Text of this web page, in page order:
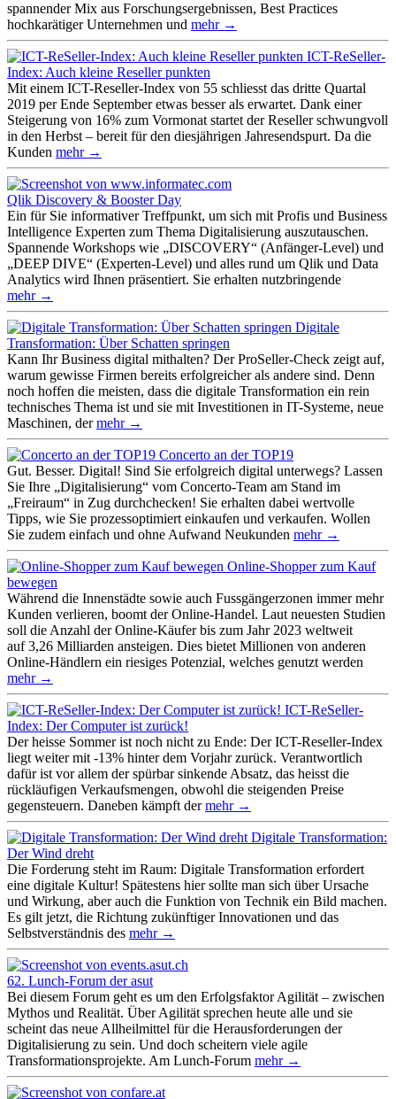
spannender Mix aus Forschungsergebnissen, Best Practices
hochkarätiger Unternehmen und mehr →
ICT-ReSeller-
Index: Auch kleine Reseller punkten
Mit einem ICT-Reseller-Index von 55 schliesst das dritte Quartal
2019 per Ende September etwas besser als erwartet. Dank einer
Steigerung von 16% zum Vormonat startet der Reseller schwungvoll
in den Herbst – bereit für den diesjährigen Jahresendspurt. Da die
Kunden mehr →
Qlik Discovery & Booster Day
Ein für Sie informativer Treffpunkt, um sich mit Profis und Business
Intelligence Experten zum Thema Digitalisierung auszutauschen.
Spannende Workshops wie „DISCOVERY“ (Anfänger-Level) und
„DEEP DIVE“ (Experten-Level) und alles rund um Qlik und Data
Analytics wird Ihnen präsentiert. Sie erhalten nutzbringende
mehr →
Digitale
Transformation: Über Schatten springen
Kann Ihr Business digital mithalten? Der ProSeller-Check zeigt auf,
warum gewisse Firmen bereits erfolgreicher als andere sind. Denn
noch hoffen die meisten, dass die digitale Transformation ein rein
technisches Thema ist und sie mit Investitionen in IT-Systeme, neue
Maschinen, dermehr →
Concerto an der TOP19
Gut. Besser. Digital! Sind Sie erfolgreich digital unterwegs? Lassen
Sie Ihre „Digitalisierung“ vom Concerto-Team am Stand im
„Freiraum“ in Zug durchchecken! Sie erhalten dabei wertvolle
Tipps, wie Sie prozessoptimiert einkaufen und verkaufen. Wollen
Sie zudem einfach und ohne Aufwand Neukunden mehr →
Online-Shopper zum Kauf
bewegen
Während die Innenstädte sowie auch Fussgängerzonen immer mehr
Kunden verlieren, boomt der Online-Handel. Laut neuesten Studien
soll die Anzahl der Online-Käufer bis zum Jahr 2023 weltweit
auf 3,26 Milliarden ansteigen. Dies bietet Millionen von anderen
Online-Händlern ein riesiges Potenzial, welches genutzt werden
mehr →
ICT-ReSeller-
Index: Der Computer ist zurück!
Der heisse Sommer ist noch nicht zu Ende: Der ICT-Reseller-Index
liegt weiter mit -13% hinter dem Vorjahr zurück. Verantwortlich
dafür ist vor allem der spürbar sinkende Absatz, das heisst die
rückläufigen Verkaufsmengen, obwohl die steigenden Preise
gegensteuern. Daneben kämpft dermehr →
Digitale Transformation:
Der Wind dreht
Die Forderung steht im Raum: Digitale Transformation erfordert
eine digitale Kultur! Spätestens hier sollte man sich über Ursache
und Wirkung, aber auch die Funktion von Technik ein Bild machen.
Es gilt jetzt, die Richtung zukünftiger Innovationen und das
Selbstverständnis des mehr →
62. Lunch-Forum der asut
Bei diesem Forum geht es um den Erfolgsfaktor Agilität – zwischen
Mythos und Realität. Über Agilität sprechen heute alle und sie
scheint das neue Allheilmittel für die Herausforderungen der
Digitalisierung zu sein. Und doch scheitern viele agile
Transformationsprojekte. Am Lunch-Forum mehr →